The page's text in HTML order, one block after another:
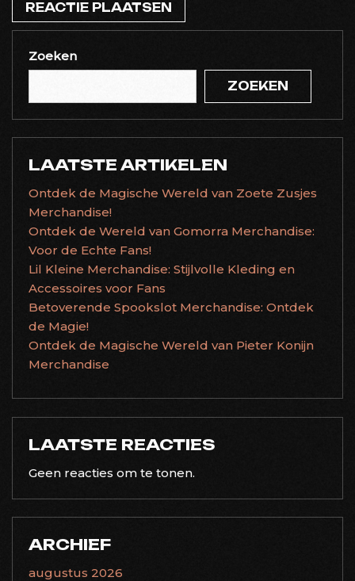
Zoeken
ZOEKEN
LAATSTE ARTIKELEN
Ontdek de Magische Wereld van Zoete Zusjes
Merchandise!
Ontdek de Wereld van Gomorra Merchandise:
Voor de Echte Fans!
Lil Kleine Merchandise: Stijlvolle Kleding en
Accessoires voor Fans
Betoverende Spookslot Merchandise: Ontdek
de Magie!
Ontdek de Magische Wereld van Pieter Konijn
Merchandise
LAATSTE REACTIES
Geen reacties om te tonen.
ARCHIEF
augustus 2026